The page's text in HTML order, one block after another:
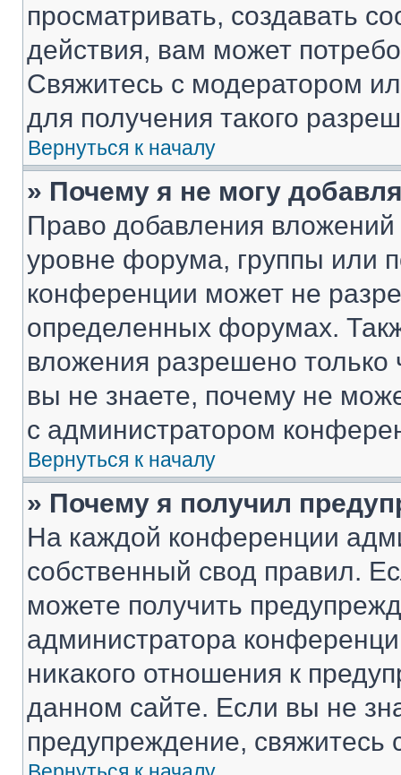
просматривать, создавать
действия, вам может
Свяжитесь с модератором
для получения такого
Вернуться к началу
» Почему я не могу
Право добавления
уровне форума, группы или
конференции может не
определенных форумах.
вложения разрешено
вы не знаете, почему не
с администратором
Вернуться к началу
» Почему я получил
На каждой конференции
собственный свод правил.
можете получить
администратора
никакого отношения к
данном сайте. Если вы не
предупреждение,